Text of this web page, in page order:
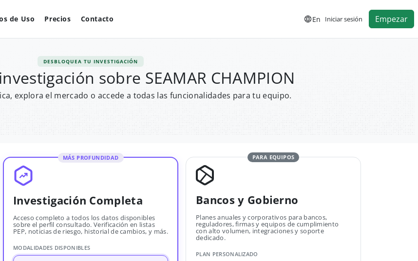
de Uso Precios Contacto En Iniciar sesión Empezar
DESBLOQUEA TU INVESTIGACIÓN
sobre SEAMAR CHAMPION
explora el mercado o accede a todas las funcionalidades para tu equipo.
MÁS PROFUNDIDAD
Investigación Completa
Acceso completo a todos los datos disponibles
sobre el perfil consultado. Verificación en listas
PEP, noticias de riesgo, historial de cambios, y más.
MODALIDADES DISPONIBLES
PARA EQUIPOS
Bancos y Gobierno
Planes anuales y corporativos para bancos,
reguladores, firmas y equipos de cumplimiento
con alto volumen, integraciones y soporte
dedicado.
PLAN PERSONALIZADO